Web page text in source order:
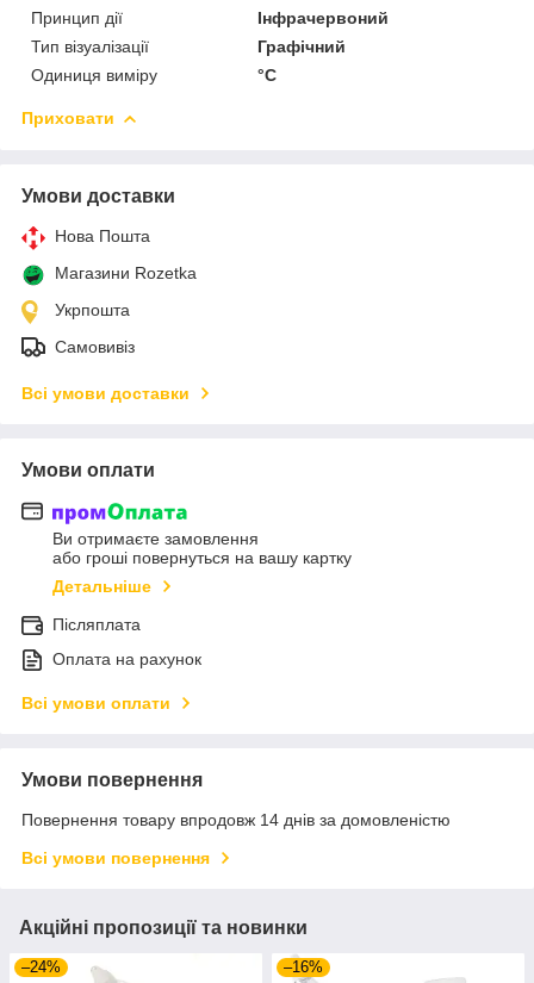
Принцип дії
Інфрачервоний
Тип візуалізації
Графічний
Одиниця виміру
°С
Приховати
Умови доставки
Нова Пошта
Магазини Rozetka
Укрпошта
Самовивіз
Всі умови доставки
Умови оплати
Ви отримаєте замовлення
або гроші повернуться на вашу картку
Детальніше
Післяплата
Оплата на рахунок
Всі умови оплати
Умови повернення
Повернення товару впродовж 14 днів за домовленістю
Всі умови повернення
Акційні пропозиції та новинки
–24% –16%